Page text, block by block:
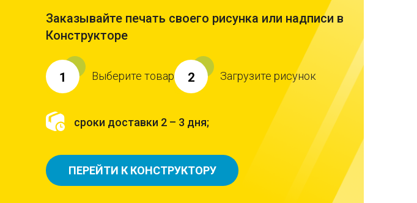
Заказывайте печать своего рисунка или надписи в
Конструкторе
1 Выберите товар 2 Загрузите рисунок
сроки доставки 2 – 3 дня;
ПЕРЕЙТИ К КОНСТРУКТОРУ